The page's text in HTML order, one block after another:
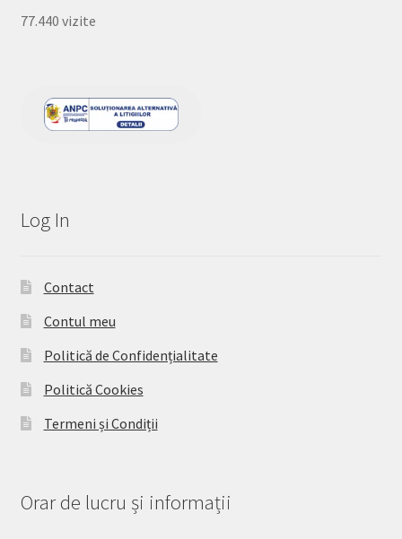
77.440 vizite
Log In
Contact
Contul meu
Politică de Confidențialitate
Politică Cookies
Termeni și Condiții
Orar de lucru și informații